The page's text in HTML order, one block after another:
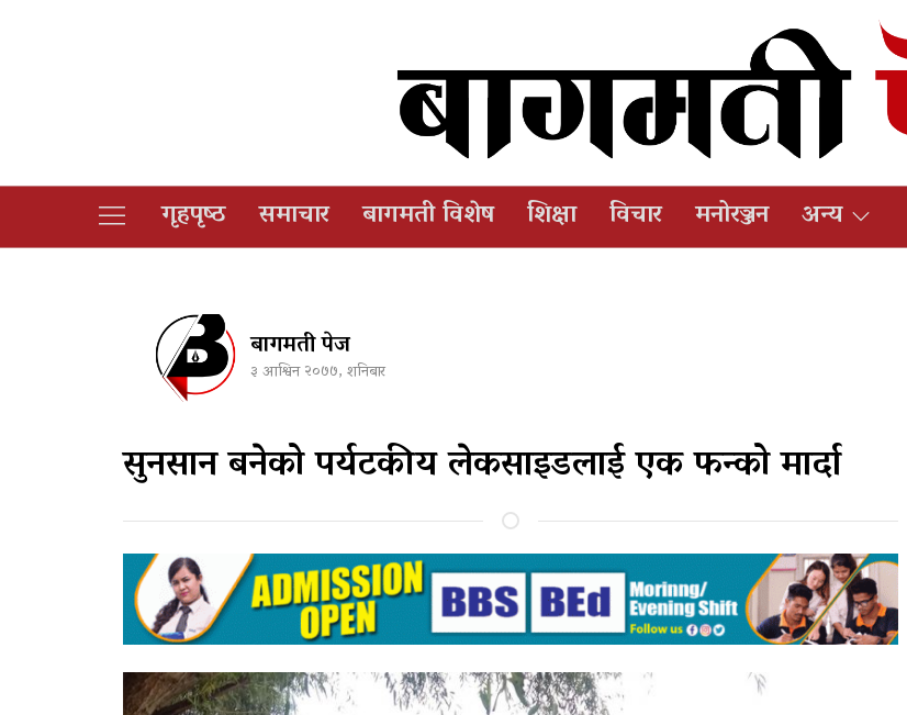
गृहपृष्‍ठ समाचार बागमती विशेष शिक्षा विचार मनोरञ्जन अन्य
बागमती पेज
३ आश्विन २०७७, शनिबार
सुनसान बनेको पर्यटकीय लेकसाइडलाई एक फन्को मार्दा